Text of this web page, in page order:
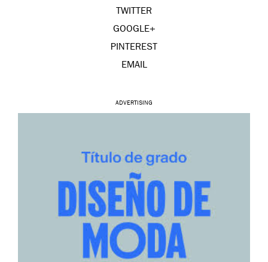
TWITTER
GOOGLE+
PINTEREST
EMAIL
ADVERTISING